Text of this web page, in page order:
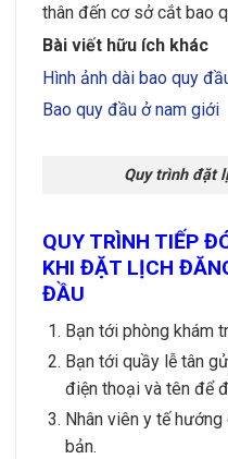
thân đến cơ sở cắt bao
Bài viết hữu ích khác
Hình ảnh dài bao quy
Bao quy đầu ở nam giới
Quy trình đặt
QUY TRÌNH TIẾP
KHI ĐẶT LỊCH
ĐẦU
Bạn tới phòng khám
Bạn tới quầy lễ tân
điện thoại và tên để
Nhân viên y tế
bản.